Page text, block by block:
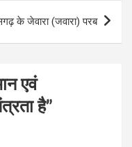
के जेवारा (जवारा) परब
एवं
है”